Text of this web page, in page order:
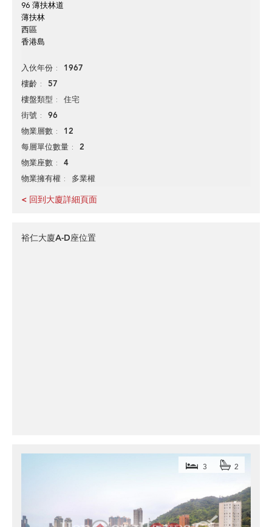
96 薄扶林道
薄扶林
西區
香港島
入伙年份 1967
樓齡 57
樓盤類型 住宅
街號 96
物業層數 12
每層單位數量 2
物業座數 4
物業擁有權 多業權
< 回到大廈詳細頁面
裕仁大廈A-D座位置
3 2